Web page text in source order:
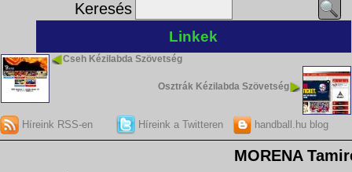
Keresés
Linkek
Cseh Kézilabda Szövetség
Osztrák Kézilabda Szövetség
Híreink RSS-en Híreink a Twitteren handball.hu blog
MORENA